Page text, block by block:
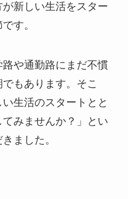
新しい生活をスター
す。
や通勤路にまだ不慣
もあります。そこ
生活のスタートとと
みませんか？」とい
ました。